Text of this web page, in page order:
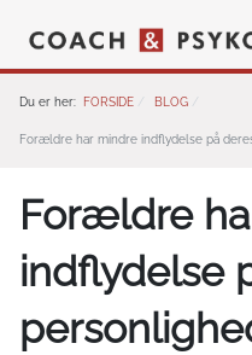
Du er her: FORSIDE BLOG
Forældre har mindre indflydelse på
Forældre
indflydelse